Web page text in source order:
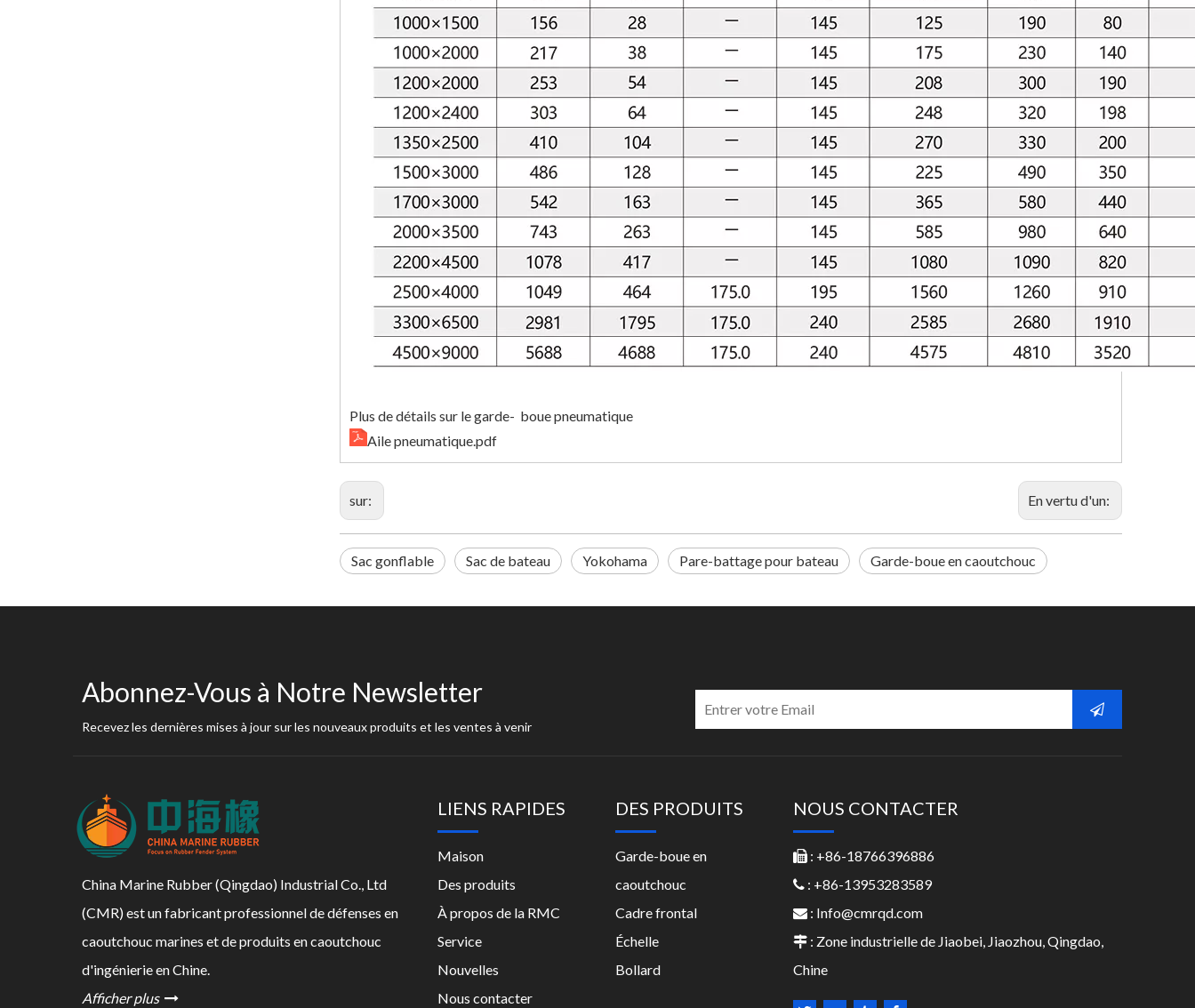
Plus de détails sur le garde- boue pneumatique
Aile pneumatique.pdf
sur: En vertu d'un:
Sac gonflable Sac de bateau Yokohama Pare-battage pour bateau Garde-boue en caoutchouc
Abonnez-Vous à Notre Newsletter
Recevez les dernières mises à jour sur les nouveaux produits et les ventes à venir
China Marine Rubber (Qingdao) Industrial Co., Ltd
(CMR) est un fabricant professionnel de défenses en
caoutchouc marines et de produits en caoutchouc
d'ingénierie en Chine.
Afficher plus 
LIENS RAPIDES
Maison
Des produits
À propos de la RMC
Service
Nouvelles
Nous contacter
DES PRODUITS
Garde-boue en
caoutchouc
Cadre frontal
Échelle
Bollard
NOUS CONTACTER
 : +86-18766396886
 : +86-13953283589
 : Info@cmrqd.com
 : Zone industrielle de Jiaobei, Jiaozhou, Qingdao,
Chine